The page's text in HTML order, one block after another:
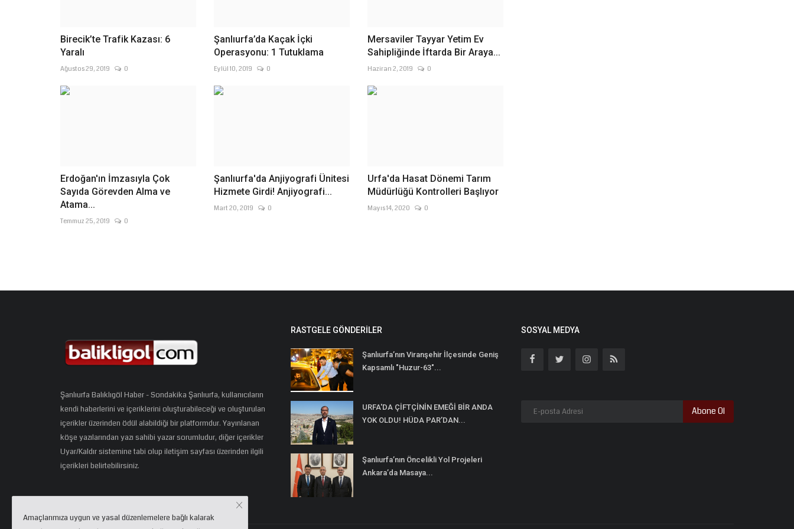
Birecik’te Trafik Kazası: 6
Yaralı
Ağustos 29, 2019 0
Şanlıurfa’da Kaçak İçki
Operasyonu: 1 Tutuklama
Eylül 10, 2019 0
Mersaviler Tayyar Yetim Ev
Sahipliğinde İftarda Bir Araya...
Haziran 2, 2019 0
Erdoğan'ın İmzasıyla Çok
Sayıda Görevden Alma ve
Atama...
Temmuz 25, 2019 0
Şanlıurfa'da Anjiyografi Ünitesi
Hizmete Girdi! Anjiyografi...
Mart 20, 2019 0
Urfa'da Hasat Dönemi Tarım
Müdürlüğü Kontrolleri Başlıyor
Mayıs 14, 2020 0
Şanlıurfa Balıklıgöl Haber - Sondakika Şanlıurfa, kullanıcıların
kendi haberlerini ve içeriklerini oluşturabileceği ve oluşturulan
içerikler üzerinden ödül alabildiği bir platformdur. Yayınlanan
köşe yazılarından yazı sahibi yazar sorumludur, diğer içerikler
Uyar/Kaldır sistemine tabi olup iletişim sayfası üzerinden ilgili
içerikleri belirtebilirsiniz.
RASTGELE GÖNDERILER
Şanlıurfa’nın Viranşehir İlçesinde Geniş
Kapsamlı "Huzur-63"...
URFA'DA ÇİFTÇİNİN EMEĞİ BİR ANDA
YOK OLDU! HÜDA PAR’DAN...
Şanlıurfa’nın Öncelikli Yol Projeleri
Ankara’da Masaya...
SOSYAL MEDYA
Abone Ol
Amaçlarımıza uygun ve yasal düzenlemelere bağlı kalarak